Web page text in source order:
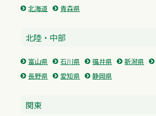
北海道 青森県
北陸・中部
富山県 石川県 福井県 新潟県
長野県
愛知県 静岡県
関東